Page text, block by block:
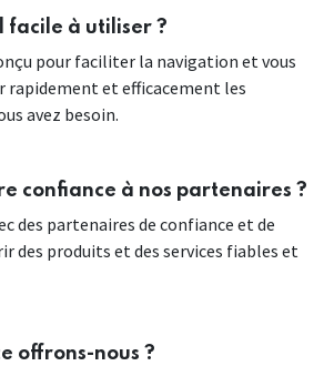
facile à utiliser ?
pour faciliter la navigation et vous
rapidement et efficacement les
avez besoin.
confiance à nos partenaires ?
des partenaires de confiance et de
des produits et des services fiables et
offrons-nous ?